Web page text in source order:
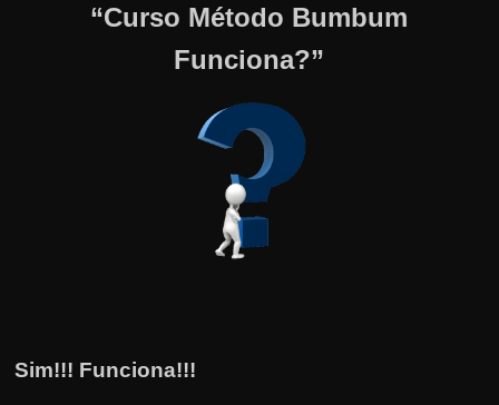
“Curso Método Bumbum
Funciona?”
Sim!!! Funciona!!!